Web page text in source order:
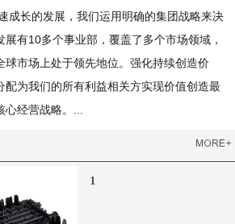
长的发展，我们运用明确的集团战略来决
有10多个事业部，覆盖了多个市场领域，
球市场上处于领先地位。强化持续创造价
配为我们的所有利益相关方实现价值创造最
经营战略。...
1